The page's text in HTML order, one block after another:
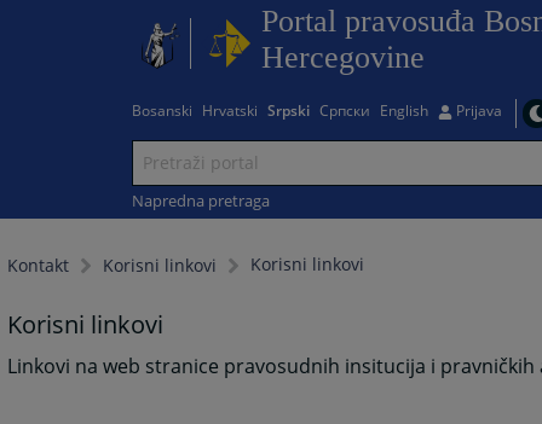
Portal pravosuđa
Hercegovine
Bosanski Hrvatski Srpski Српски English Prijava
Napredna pretraga
Kontakt Korisni linkovi Korisni linkovi
Korisni linkovi
Linkovi na web stranice pravosudnih insitucija i pravničkih